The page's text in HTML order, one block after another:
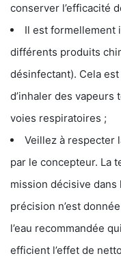
conserver l’efficacité
Il est formellement
différents produits
désinfectant). Cela
d’inhaler des vapeurs
voies respiratoires ;
Veillez à respecter
par le concepteur. La
mission décisive dans
précision n’est
l’eau recommandée
efficient l’effet de